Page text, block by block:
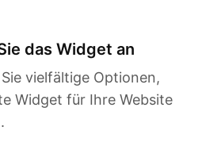
das Widget an
vielfältige Optionen,
Widget für Ihre Website